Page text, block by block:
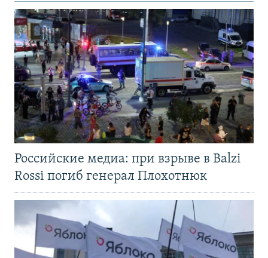
Российские медиа: при взрыве в Balzi
Rossi погиб генерал Плохотнюк